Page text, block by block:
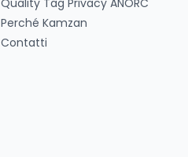
Quality Tag Privacy ANORC
Perché Kamzan
Contatti